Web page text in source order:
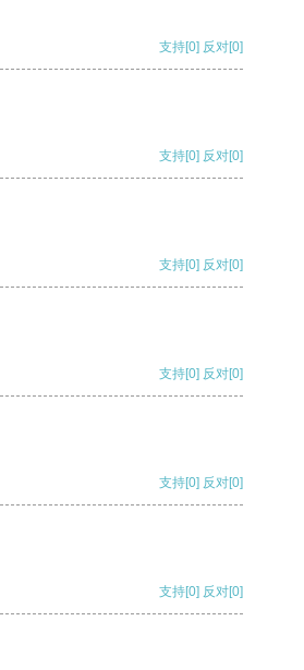
支持[0] 反对[0]
支持[0] 反对[0]
支持[0] 反对[0]
支持[0] 反对[0]
支持[0] 反对[0]
支持[0] 反对[0]